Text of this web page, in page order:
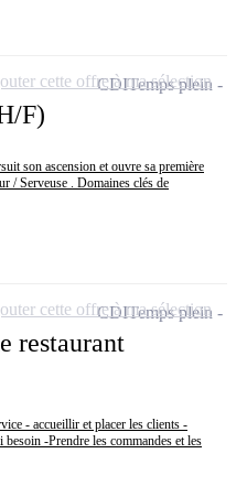
F)
son ascension et ouvre sa première
/ Serveuse . Domaines clés de
CDITemps plein
cette offre à ma sélection
restaurant
- accueillir et placer les clients -
-Prendre les commandes et les
CDITemps plein
cette offre à ma sélection